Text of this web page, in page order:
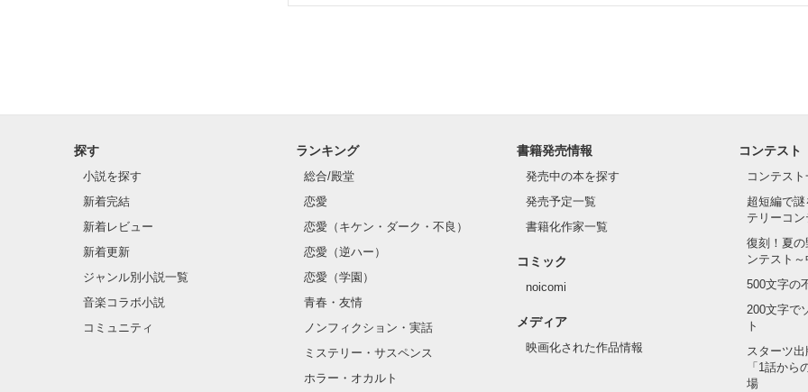
作品を読む
❤︎第1章　Heaven or Hell?
‪‪❤︎ifストーリー『ふたりの世界』
𑁍𝟚𝟘𝟚𝟝.𝟚.𝟚𝟚〜𝟚𝟘𝟚𝟝.𝟛.𝟙𝟞
改稿・加筆修正
……この時代に明日はない
＊暴力的な表現が含まれます。
＊不快になる言葉が含まれます。
＊組織・団体については全てフィクションです。
＊犯罪を含みます。
探す
小説を探す
新着完結
新着レビュー
新着更新
ジャンル別小説一覧
音楽コラボ小説
コミュニティ
ランキング
総合/殿堂
恋愛
恋愛（キケン・ダーク・不良）
恋愛（逆ハー）
恋愛（学園）
青春・友情
ノンフィクション・実話
ミステリー・サスペンス
ホラー・オカルト
書籍発売情報
発売中の本を探す
発売予定一覧
書籍化作家一覧
コミック
noicomi
メディア
映画化された作品情報
コンテスト
コンテス
超短編で
テリーコ
復刻！夏
ンテスト
500文字の
200文字で
ト
スターツ
「1話から
場